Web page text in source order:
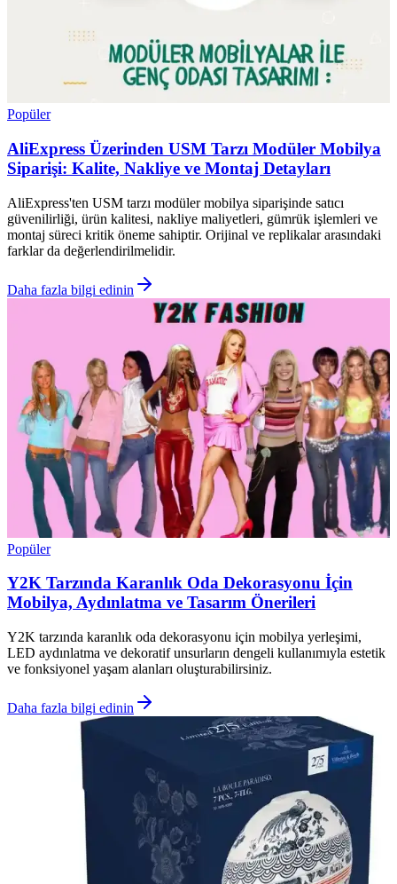
Popüler
AliExpress Üzerinden USM Tarzı Modüler Mobilya
Siparişi: Kalite, Nakliye ve Montaj Detayları
AliExpress'ten USM tarzı modüler mobilya siparişinde satıcı
güvenilirliği, ürün kalitesi, nakliye maliyetleri, gümrük işlemleri ve
montaj süreci kritik öneme sahiptir. Orijinal ve replikalar arasındaki
farklar da değerlendirilmelidir.
Daha fazla bilgi edinin
Popüler
Y2K Tarzında Karanlık Oda Dekorasyonu İçin
Mobilya, Aydınlatma ve Tasarım Önerileri
Y2K tarzında karanlık oda dekorasyonu için mobilya yerleşimi,
LED aydınlatma ve dekoratif unsurların dengeli kullanımıyla estetik
ve fonksiyonel yaşam alanları oluşturabilirsiniz.
Daha fazla bilgi edinin